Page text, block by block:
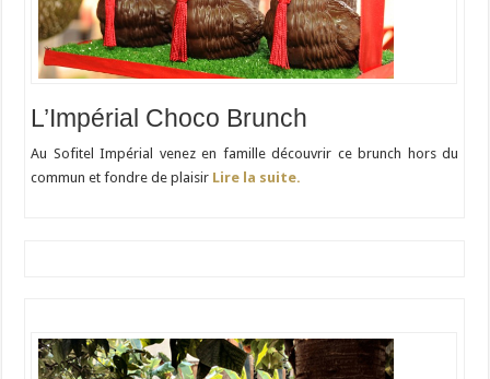
L’Impérial Choco Brunch
Au Sofitel Impérial venez en famille découvrir ce brunch hors du
commun et fondre de plaisir Lire la suite.